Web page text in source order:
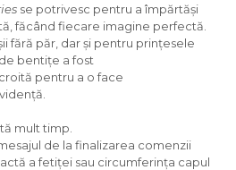
se potrivesc pentru a împărtăși
făcând fiecare imagine perfectă.
fără păr, dar și pentru prințesele
bentițe a fost
pentru a o face
mult timp.
de la finalizarea comenzii
a fetiței sau circumferința capului.